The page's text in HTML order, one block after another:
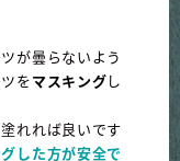
が曇らないよう
を マスキング し
れれば良いです
した方が安全で